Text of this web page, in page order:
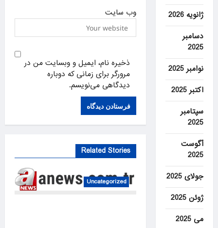
وب‌ سایت
ذخیره نام، ایمیل و وبسایت من در
مرورگر برای زمانی که دوباره
دیدگاهی می‌نویسم.
Related Stories
Uncategorized
ژانویه 2026
دسامبر
2025
نوامبر 2025
اکتبر 2025
سپتامبر
2025
آگوست
2025
جولای 2025
ژوئن 2025
می 2025